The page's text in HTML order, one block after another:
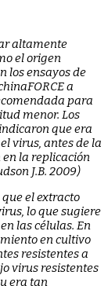
altamente
el origen
los ensayos de
a
para
menor. Los
que era
virus, antes de la
la replicación
J.B. 2009)
el extracto
lo que sugiere
las células. En
en cultivo
resistentes a
virus resistentes
era tan